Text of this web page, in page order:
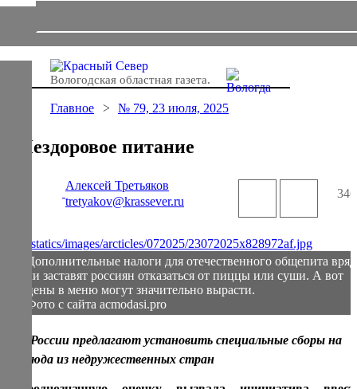
Вологодская областная газета.
Главное № 79, 23 июля, 2025
Нездоровое питание
Алексей Третьяков
tretyakov@krassever.ru
Дополнительные налоги для отечественного общепита вряд
ли заставят россиян отказаться от пиццы или суши. А вот
цены в меню могут значительно вырасти.
Фото с сайта acmodasi.pro
В России предлагают установить специальные сборы на
блюда из недружественных стран